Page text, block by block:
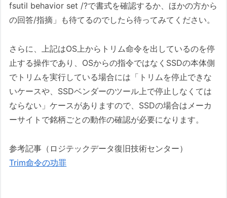
fsutil behavior set /?で書式を確認するか、ほかの方から
の回答/指摘」も待てるのでしたら待ってみてください。
さらに、上記はOS上からトリム命令を出しているのを停
止する操作であり、OSからの指令ではなくSSDの本体側
でトリムを実行している場合には「トリムを停止できな
いケースや、SSDベンダーのツール上で停止しなくては
ならない」ケースがありますので、SSDの場合はメーカ
ーサイトで銘柄ごとの動作の確認が必要になります。
参考記事（ロジテックデータ復旧技術センター）
Trim命令の功罪